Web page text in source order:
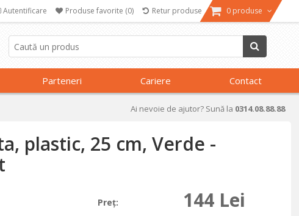
Autentificare Produse favorite (0) Retur produse 0 produse
Parteneri Cariere Contact
Ai nevoie de ajutor? Sună la 0314.08.88.88
plastic, 25 cm, Verde -
Preţ: 144 Lei